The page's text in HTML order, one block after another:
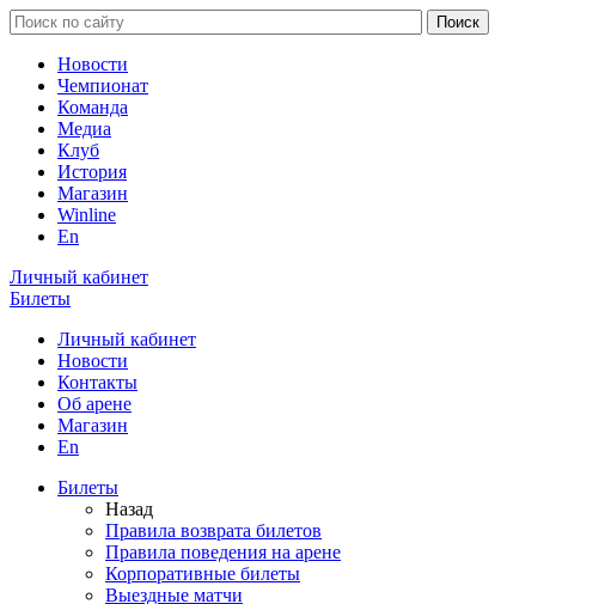
Новости
Чемпионат
Команда
Медиа
Клуб
История
Магазин
Winline
En
Личный кабинет
Билеты
Личный кабинет
Новости
Контакты
Об арене
Магазин
En
Билеты
Назад
Правила возврата билетов
Правила поведения на арене
Корпоративные билеты
Выездные матчи